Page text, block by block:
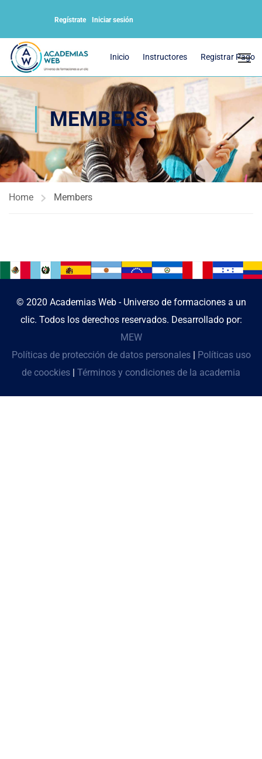
Regístrate Iniciar sesión
Inicio Instructores Registrar Pago
MEMBERS
Home Members
© 2020 Academias Web - Universo de formaciones a un
clic. Todos los derechos reservados. Desarrollado por:
MEW
Políticas de protección de datos personales| Políticas uso
de coockies | Términos y condiciones de la academia